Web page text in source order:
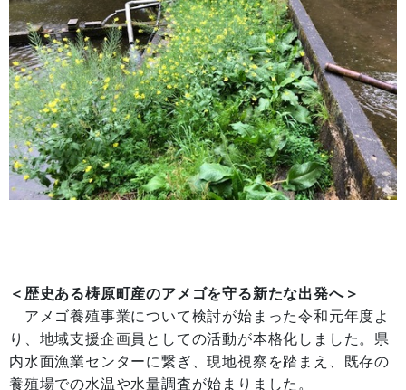
＜歴史ある梼原町産のアメゴを守る新たな出発へ＞
アメゴ養殖事業について検討が始まった令和元年度よ
り、地域支援企画員としての活動が本格化しました。県
内水面漁業センターに繋ぎ、現地視察を踏まえ、既存の
養殖場での水温や水量調査が始まりました。